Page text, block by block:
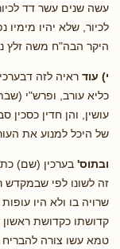
עשה שנים עשר דד
לכיור, שלא יהיו מימיו
היקר הבה"ח משה זלץ
י) עוד ראיה לזה
כליא עורב, ופרש"י
עושין, והן חדין כסכין
של היכל למנוע את
ובתוס' בערכין (שם)
זה לשונו לפי שבמקדש
שרויה בו ולא היו
קדושתו כקדושת
טמא עשו צורה להבריח